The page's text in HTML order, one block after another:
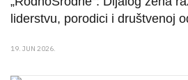
liderstvu, porodici i društvenoj
19. JUN 2026.